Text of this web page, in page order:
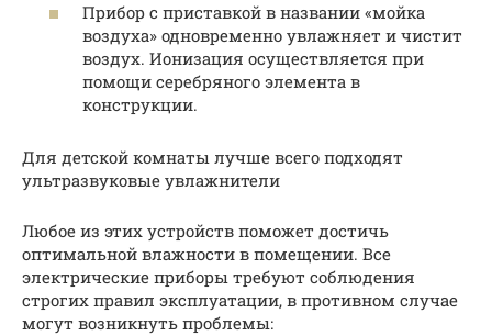
Прибор с приставкой в названии «мойка
воздуха» одновременно увлажняет и чистит
воздух. Ионизация осуществляется при
помощи серебряного элемента в
конструкции.
Для детской комнаты лучше всего подходят
ультразвуковые увлажнители
Любое из этих устройств поможет достичь
оптимальной влажности в помещении. Все
электрические приборы требуют соблюдения
строгих правил эксплуатации, в противном случае
могут возникнуть проблемы: